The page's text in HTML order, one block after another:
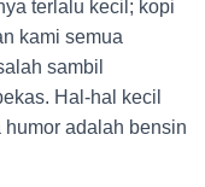
terlalu kecil; kopi
kami semua
sambil
Hal-hal kecil
adalah bensin